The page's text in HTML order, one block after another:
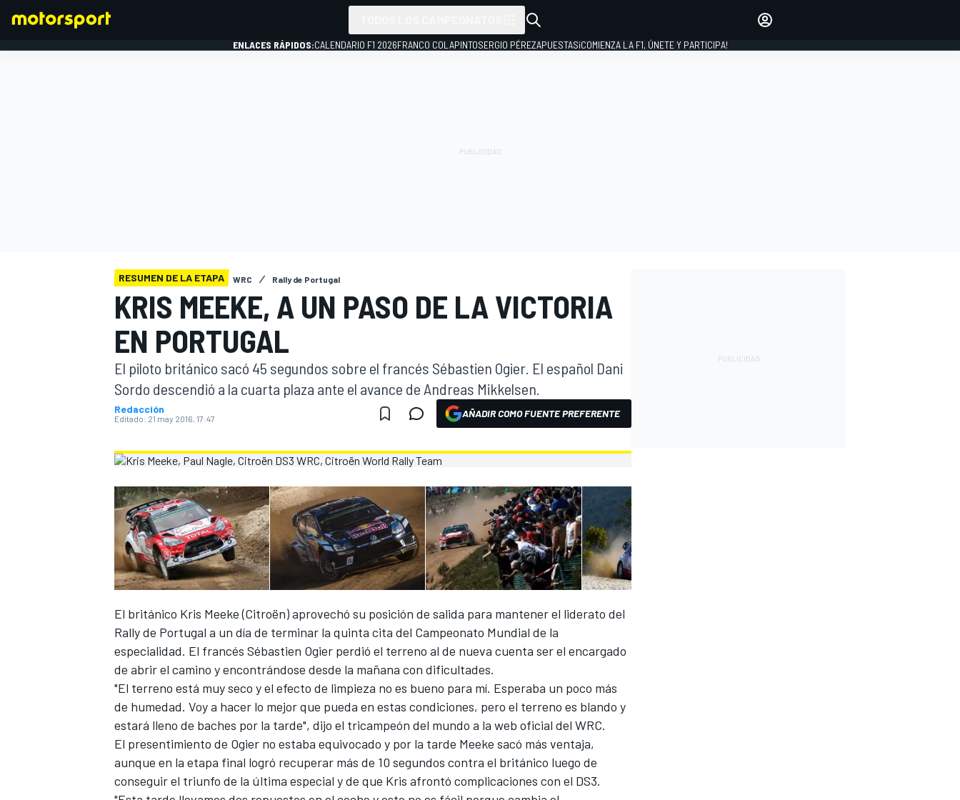
INDYCAR
MOTOGP
NASCAR CUP
INICIAR SESIÓN
ENLACES RÁPIDOS:CALENDARIO F1 2026FRANCO COLAPINTOSERGIO PÉREZAPUESTAS¡COMIENZA LA F1, ÚNETE Y PARTICIPA!
RESUMEN DE LA ETAPA WRC Rally de Portugal
KRIS MEEKE, A UN PASO DE LA VICTORIA
EN PORTUGAL
El piloto británico sacó 45 segundos sobre el francés Sébastien Ogier. El español Dani
Sordo descendió a la cuarta plaza ante el avance de Andreas Mikkelsen.
Redacción
Editado: 21 may 2016, 17:47 AÑADIR COMO FUENTE PREFERENTE
El británico Kris Meeke (Citroën) aprovechó su posición de salida para mantener el liderato del
Rally de Portugal a un día de terminar la quinta cita del Campeonato Mundial de la
especialidad. El francés Sébastien Ogier perdió el terreno al de nueva cuenta ser el encargado
de abrir el camino y encontrándose desde la mañana con dificultades.
"El terreno está muy seco y el efecto de limpieza no es bueno para mí. Esperaba un poco más
de humedad. Voy a hacer lo mejor que pueda en estas condiciones, pero el terreno es blando y
estará lleno de baches por la tarde", dijo el tricampeón del mundo a la web oficial del WRC.
El presentimiento de Ogier no estaba equivocado y por la tarde Meeke sacó más ventaja,
aunque en la etapa final logró recuperar más de 10 segundos contra el británico luego de
conseguir el triunfo de la última especial y de que Kris afrontó complicaciones con el DS3.